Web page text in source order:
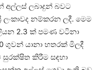
අල්ලස් ලබාදුන් බවට
නම්කරන ලදී. මෙම
2.3 ක් පමණ වටිනා
ගුවන් යානා හතරක් මිලදී
කිරීම සඳහා